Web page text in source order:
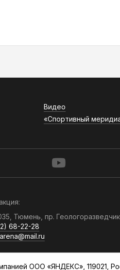
Видео
«Спортивный
Тюмень, пр.
68-22-28
продаж:
ООО «ЯНДЕКС», 119021,